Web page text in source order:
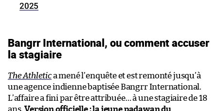
2025
Bangrr International, ou comment accuser
la stagiaire
The Athletica mené l’enquête et est remonté jusqu’à
une agence indienne baptisée Bangrr International.
L’affaire a fini par être attribuée… à une stagiaire de 18
ans.Version officielle : la jeune padawan du